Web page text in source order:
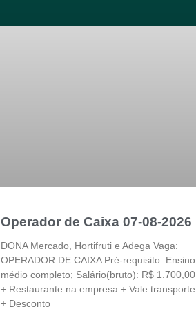
Operador de Caixa 07-08-2026
DONA Mercado, Hortifruti e Adega Vaga:
OPERADOR DE CAIXA Pré-requisito: Ensino
médio completo; Salário(bruto): R$ 1.700,00
+ Restaurante na empresa + Vale transporte
+ Desconto